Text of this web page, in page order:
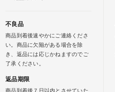
不良品
商品到着後速やかにご連絡くださ
い。商品に欠陥がある場合を除
き、返品には応じかねますのでご
了承ください。
返品期限
商品到着後７日以内とさせていた